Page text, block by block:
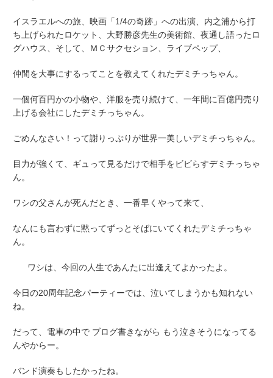
イスラエルへの旅、映画「1/4の奇跡」への出演、内之浦から打
ち上げられたロケット、大野勝彦先生の美術館、夜通し語ったロ
グハウス、そして、ＭＣサクセション、ライブペップ、
仲間を大事にするってことを教えてくれたデミチっちゃん。
一個何百円かの小物や、洋服を売り続けて、一年間に百億円売り
上げる会社にしたデミチっちゃん。
ごめんなさい！って謝りっぷりが世界一美しいデミチっちゃん。
目力が強くて、ギュって見るだけで相手をビビらすデミチっちゃ
ん。
ワシの父さんが死んだとき、一番早くやって来て、
なんにも言わずに黙ってずっとそばにいてくれたデミチっちゃ
ん。
ワシは、今回の人生であんたに出逢えてよかったよ。
今日の20周年記念パーティーでは、泣いてしまうかも知れない
ね。
だって、電車の中で ブログ書きながら もう泣きそうになってる
んやからー。
バンド演奏もしたかったね。